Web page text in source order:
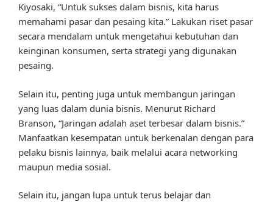
Kiyosaki, “Untuk sukses dalam bisnis, kita harus
memahami pasar dan pesaing kita.” Lakukan riset pasar
secara mendalam untuk mengetahui kebutuhan dan
keinginan konsumen, serta strategi yang digunakan
pesaing.
Selain itu, penting juga untuk membangun jaringan
yang luas dalam dunia bisnis. Menurut Richard
Branson, “Jaringan adalah aset terbesar dalam bisnis.”
Manfaatkan kesempatan untuk berkenalan dengan para
pelaku bisnis lainnya, baik melalui acara networking
maupun media sosial.
Selain itu, jangan lupa untuk terus belajar dan